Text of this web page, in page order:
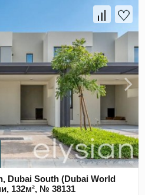
Dubai South (Dubai World
132м², № 38131